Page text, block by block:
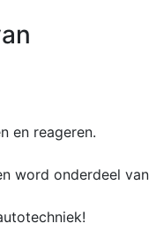
en reageren.
word onderdeel van